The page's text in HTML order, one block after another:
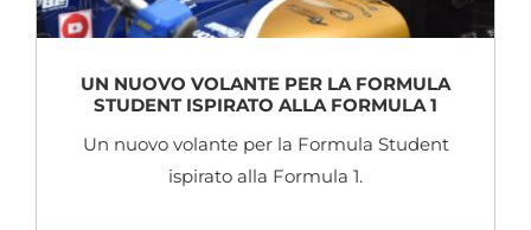
UN NUOVO VOLANTE PER LA FORMULA
STUDENT ISPIRATO ALLA FORMULA 1
Un nuovo volante per la Formula Student
ispirato alla Formula 1.